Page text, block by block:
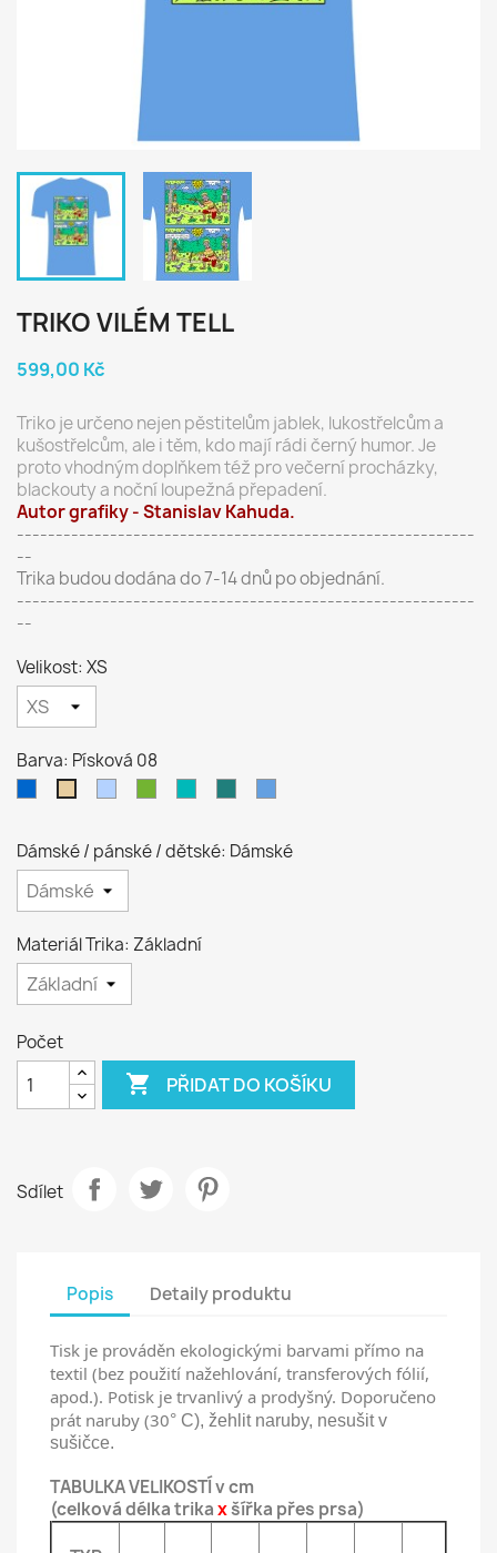
TRIKO VILÉM TELL
599,00 Kč
Triko je určeno nejen pěstitelům jablek, lukostřelcům a
kušostřelcům, ale i těm, kdo mají rádi černý humor. Je
proto vhodným doplňkem též pro večerní procházky,
blackouty a noční loupežná přepadení.
Autor grafiky - Stanislav Kahuda.
-----------------------------------------------------------
--
Trika budou dodána do 7-14 dnů po objednání.
-----------------------------------------------------------
--
Velikost: XS
Barva: Písková 08
Dámské / pánské / dětské: Dámské
Materiál Trika: Základní
Počet
 PŘIDAT DO KOŠÍKU
Sdílet
Popis Detaily produktu
Tisk je prováděn ekologickými barvami přímo na
textil (bez použití nažehlování, transferových fólií,
apod.). Potisk je trvanlivý a prodyšný. Doporučeno
prát naruby (30° C), žehlit naruby, nesušit v
sušičce.
TABULKA VELIKOSTÍ v cm
(celková délka trikaxšířka přes prsa)